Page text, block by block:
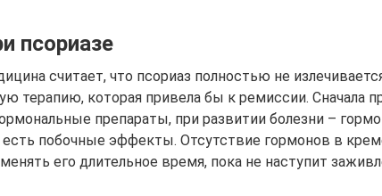
псориазе
считает, что псориаз полностью не
терапию, которая привела бы к ремиссии. Сначала
препараты, при развитии болезни –
есть побочные эффекты. Отсутствие гормонов в
его длительное время, пока не наступит